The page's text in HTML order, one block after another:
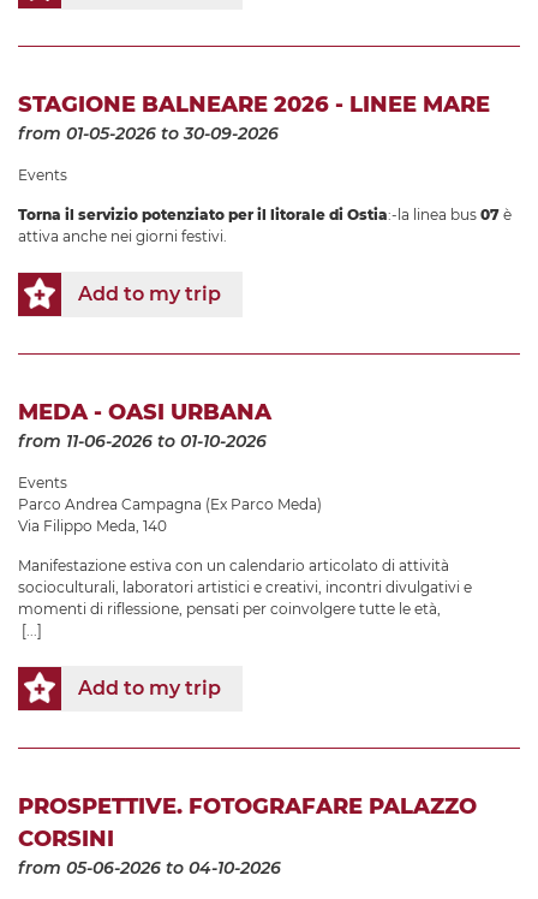
STAGIONE BALNEARE 2026 - LINEE MARE
from 01-05-2026 to 30-09-2026
Events
Torna il servizio potenziato per il litorale di Ostia:-la linea bus 07 è
attiva anche nei giorni festivi.
Add to my trip
MEDA - OASI URBANA
from 11-06-2026 to 01-10-2026
Events
Parco Andrea Campagna (Ex Parco Meda)
Via Filippo Meda, 140
Manifestazione estiva con un calendario articolato di attività
socioculturali, laboratori artistici e creativi, incontri divulgativi e
momenti di riflessione, pensati per coinvolgere tutte le età,
[...]
Add to my trip
PROSPETTIVE. FOTOGRAFARE PALAZZO
CORSINI
from 05-06-2026 to 04-10-2026